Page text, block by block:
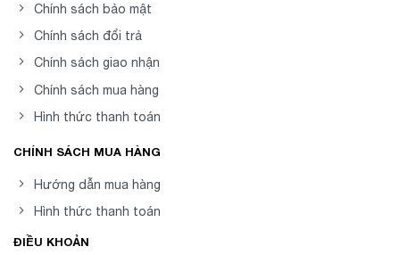
Chính sách bảo mật
Chính sách đổi trả
Chính sách giao nhận
Chính sách mua hàng
Hình thức thanh toán
CHÍNH SÁCH MUA HÀNG
Hướng dẫn mua hàng
Hình thức thanh toán
ĐIỀU KHOẢN